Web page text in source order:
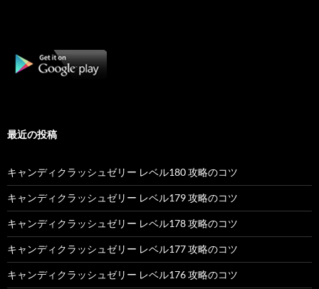
最近の投稿
キャンディクラッシュゼリー レベル180 攻略のコツ
キャンディクラッシュゼリー レベル179 攻略のコツ
キャンディクラッシュゼリー レベル178 攻略のコツ
キャンディクラッシュゼリー レベル177 攻略のコツ
キャンディクラッシュゼリー レベル176 攻略のコツ